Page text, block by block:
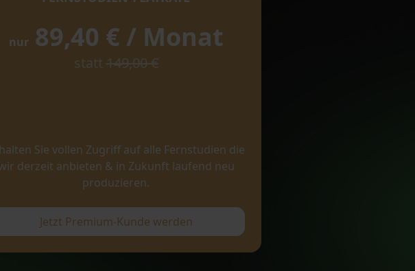
nur89,40 € / Monat
statt 149,00 €
Sie vollen Zugriff auf alle Fernstudien die
derzeit anbieten & in Zukunft laufend neu
produzieren.
Jetzt Premium-Kunde werden